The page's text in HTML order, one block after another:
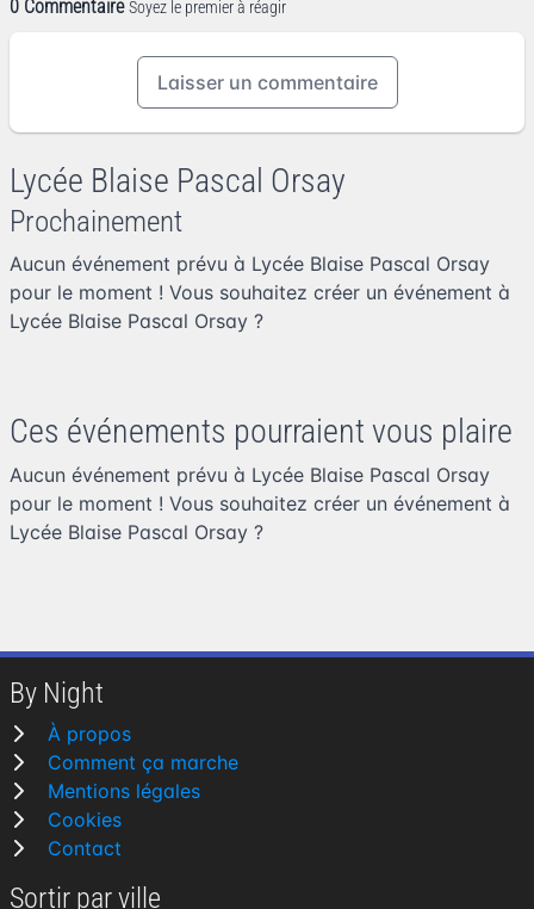
0 Commentaire Soyez le premier à réagir
Laisser un commentaire
Lycée Blaise Pascal Orsay
Prochainement
Aucun événement prévu à Lycée Blaise Pascal Orsay
pour le moment ! Vous souhaitez créer un événement à
Lycée Blaise Pascal Orsay ?
Ces événements pourraient vous plaire
Aucun événement prévu à Lycée Blaise Pascal Orsay
pour le moment ! Vous souhaitez créer un événement à
Lycée Blaise Pascal Orsay ?
By Night
À propos
Comment ça marche
Mentions légales
Cookies
Contact
Sortir par ville